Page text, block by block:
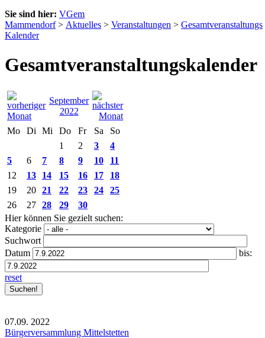
Sie sind hier: VGem
Mammendorf> Aktuelles > Veranstaltungen > Gesamtveranstaltungs
Kalender
Gesamtveranstaltungskalender
September
2022
Mo
Di Mi Do Fr Sa
So
1
2 3
4
5
6 7 8 9 10
11
12
13 14 15 16 17
18
19
20 21 22 23 24
25
26
27 28 29
30
Hier können Sie gezielt suchen:
Kategorie
Suchwort
Datum
bis:
reset
07.09. 2022
Bürgerversammlung Mittelstetten